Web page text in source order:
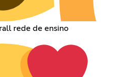
rede de ensino